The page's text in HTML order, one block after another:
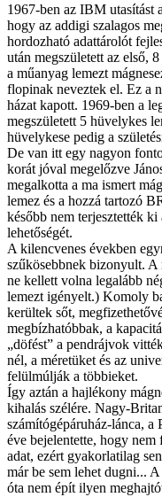
1967-ben az IBM utasítást
hogy az addigi szalagos
hordozható adattárolót
után megszületett az első,
a műanyag lemezt
flopinak neveztek el. Ez a
házat kapott. 1969-ben a
megszületett 5 hüvelykes
hüvelykese pedig a
De van itt egy nagyon
korát jóval megelőzve
megalkotta a ma ismert
lemez és a hozzá tartozó
később nem terjesztették
lehetőségét.
A kilencvenes években
szűkösebbnek bizonyult.
ne kellett volna legalább
lemezt igényelt.) Komoly
kerültek sőt,
megbízhatóbbak, a
„döfést” a pendrájvok
nél, a méretüket és az
felülmúlják a többieket.
Így aztán a hajlékony
kihalás szélére. Nagy-
számítógépáruház-lánca,
éve bejelentette, hogy
adat, ezért gyakorlatilag
már be sem lehet dugni...
óta nem épít ilyen